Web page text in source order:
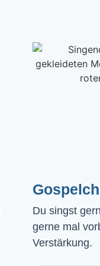
Du singst
gerne mal
Verstärkung.